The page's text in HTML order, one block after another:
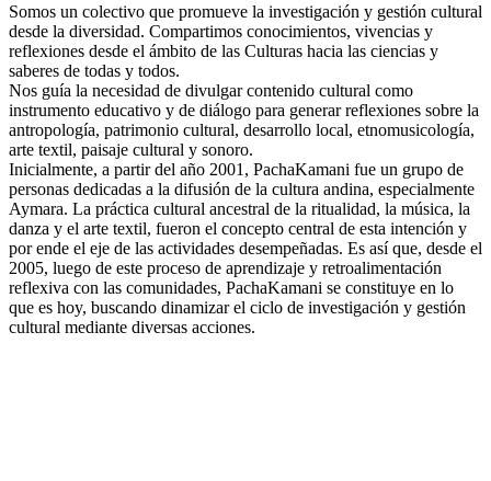
Somos un colectivo que promueve la investigación y gestión cultural
desde la diversidad. Compartimos conocimientos, vivencias y
reflexiones desde el ámbito de las Culturas hacia las ciencias y
saberes de todas y todos.
Nos guía la necesidad de divulgar contenido cultural como
instrumento educativo y de diálogo para generar reflexiones sobre la
antropología, patrimonio cultural, desarrollo local, etnomusicología,
arte textil, paisaje cultural y sonoro.
Inicialmente, a partir del año 2001, PachaKamani fue un grupo de
personas dedicadas a la difusión de la cultura andina, especialmente
Aymara. La práctica cultural ancestral de la ritualidad, la música, la
danza y el arte textil, fueron el concepto central de esta intención y
por ende el eje de las actividades desempeñadas. Es así que, desde el
2005, luego de este proceso de aprendizaje y retroalimentación
reflexiva con las comunidades, PachaKamani se constituye en lo
que es hoy, buscando dinamizar el ciclo de investigación y gestión
cultural mediante diversas acciones.